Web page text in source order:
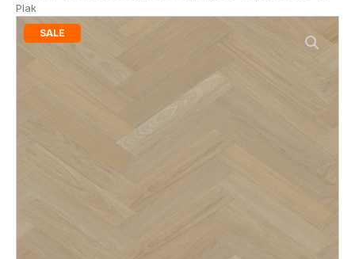
Plak
SALE